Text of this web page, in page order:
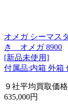
オメガ シーマス
き オメガ 8900
[新品未使用]
付属品:内箱 外箱
９社平均買取価格
635,000円